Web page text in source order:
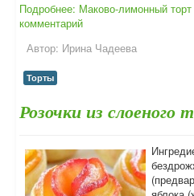
Подробнее: Маково-лимонный
комментарий
Автор: Ирина Чадеева
Торты
Розочки из слоеного